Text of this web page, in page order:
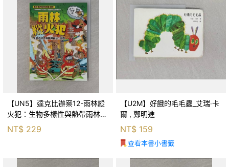
【UN5】達克比辦案12-雨林縱
火犯：生物多樣性與熱帶雨林生
態系_柯智元
NT$ 229
【U2M】好餓的毛毛蟲_艾瑞‧卡
爾 , 鄭明進
NT$ 159
查看本書小書籤